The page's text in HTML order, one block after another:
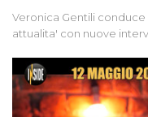
Veronica Gentili
attualita' con nuove